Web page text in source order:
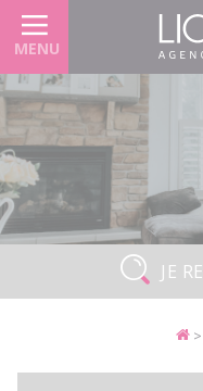
MENU
JE
>
Panneau de gestion des